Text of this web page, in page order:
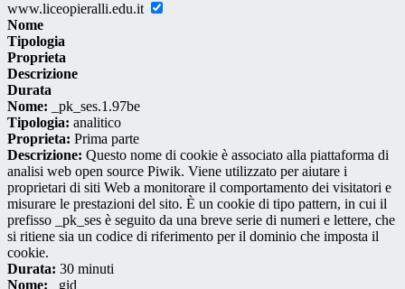
www.liceopieralli.edu.it
Nome
Tipologia
Proprieta
Descrizione
Durata
Nome: _pk_ses.1.97be
Tipologia: analitico
Proprieta: Prima parte
Descrizione: Questo nome di cookie è associato alla piattaforma di
analisi web open source Piwik. Viene utilizzato per aiutare i
proprietari di siti Web a monitorare il comportamento dei visitatori e
misurare le prestazioni del sito. È un cookie di tipo pattern, in cui il
prefisso _pk_ses è seguito da una breve serie di numeri e lettere, che
si ritiene sia un codice di riferimento per il dominio che imposta il
cookie.
Durata: 30 minuti
Nome: _gid